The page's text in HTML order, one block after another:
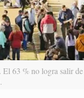
63 % no logra salir de